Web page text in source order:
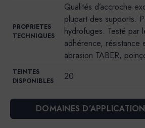
PROPRIETES
TECHNIQUES
Qualités d’accroche
plupart des supports.
hydrofuges. Testé par
adhérence, résistance
abrasion TABER,
TEINTES
DISPONIBLES
20
DOMAINES